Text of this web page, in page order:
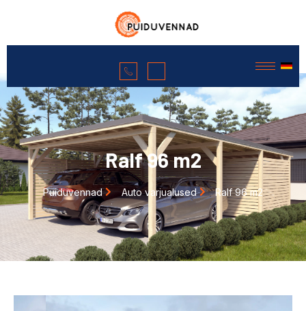
Ralf 96 m2
Puiduvennad Auto varjualused Ralf 96 m2